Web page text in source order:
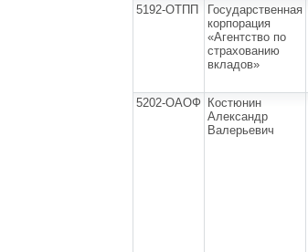
5192-ОТПП
Государственная
корпорация
«Агентство по
страхованию
вкладов»
5202-ОАОФ
Костюнин
Александр
Валерьевич